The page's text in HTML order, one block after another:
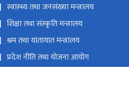
स्वास्थ्य तथा जनसंख्या मन्त्रालय
शिक्षा तथा संस्कृति मन्त्रालय
श्रम तथा यातायात मन्त्रालय
प्रदेश नीति तथा योजना आयोग